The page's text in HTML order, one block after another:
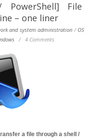
File
– one liner
and system administration / OS
/ 4 Comments
a file through a shell /